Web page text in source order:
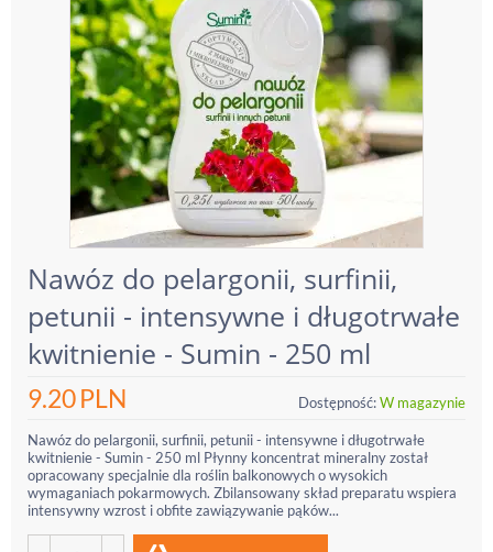
Nawóz do pelargonii, surfinii,
petunii - intensywne i długotrwałe
kwitnienie - Sumin - 250 ml
9.20PLN Dostępność:W magazynie
Nawóz do pelargonii, surfinii, petunii - intensywne i długotrwałe
kwitnienie - Sumin - 250 ml Płynny koncentrat mineralny został
opracowany specjalnie dla roślin balkonowych o wysokich
wymaganiach pokarmowych. Zbilansowany skład preparatu wspiera
intensywny wzrost i obfite zawiązywanie pąków...